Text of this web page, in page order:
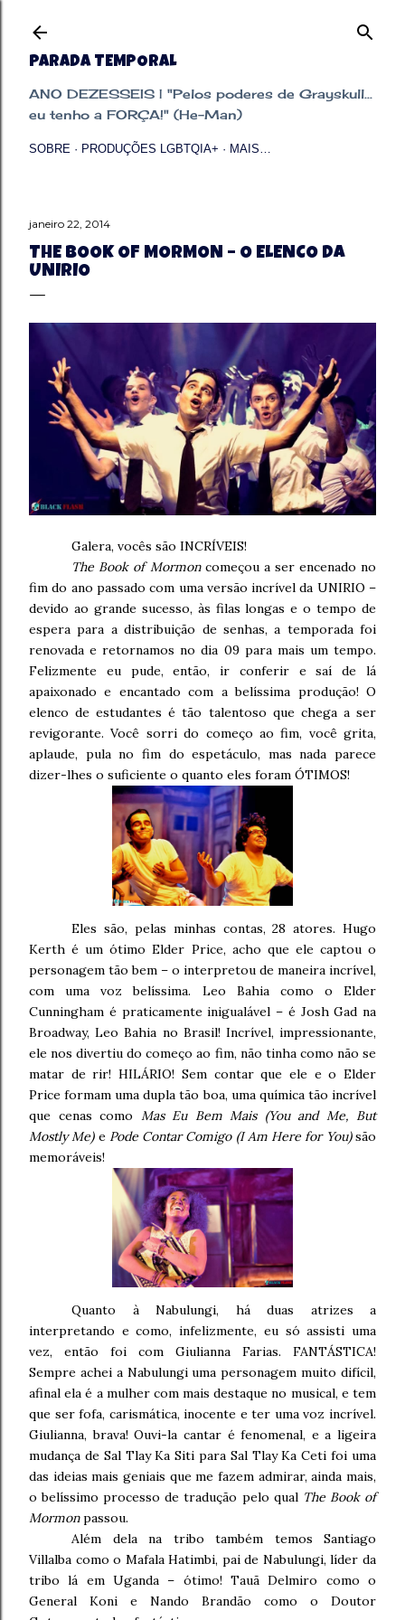
PARADA TEMPORAL
ANO DEZESSEIS | "Pelos poderes de Grayskull...
eu tenho a FORÇA!" (He-Man)
SOBRE PRODUÇÕES LGBTQIA+ MAIS…
janeiro 22, 2014
THE BOOK OF MORMON – O ELENCO DA
UNIRIO
Galera, vocês são INCRÍVEIS!
The Book of Mormoncomeçou a ser encenado no
fim do ano passado com uma versão incrível da UNIRIO –
devido ao grande sucesso, às filas longas e o tempo de
espera para a distribuição de senhas, a temporada foi
renovada e retornamos no dia 09 para mais um tempo.
Felizmente eu pude, então, ir conferir e saí de lá
apaixonado e encantado com a belíssima produção! O
elenco de estudantes é tão talentoso que chega a ser
revigorante. Você sorri do começo ao fim, você grita,
aplaude, pula no fim do espetáculo, mas nada parece
dizer-lhes o suficiente o quanto eles foram ÓTIMOS!
Eles são, pelas minhas contas, 28 atores. Hugo
Kerth é um ótimo Elder Price, acho que ele captou o
personagem tão bem – o interpretou de maneira incrível,
com uma voz belíssima. Leo Bahia como o Elder
Cunningham é praticamente inigualável – é Josh Gad na
Broadway, Leo Bahia no Brasil! Incrível, impressionante,
ele nos divertiu do começo ao fim, não tinha como não se
matar de rir! HILÁRIO! Sem contar que ele e o Elder
Price formam uma dupla tão boa, uma química tão incrível
que cenas como Mas Eu Bem Mais (You and Me, But
Mostly Me)e Pode Contar Comigo (I Am Here for You)são
memoráveis!
Quanto à Nabulungi, há duas atrizes a
interpretando e como, infelizmente, eu só assisti uma
vez, então foi com Giulianna Farias. FANTÁSTICA!
Sempre achei a Nabulungi uma personagem muito difícil,
afinal ela é a mulher com mais destaque no musical, e tem
que ser fofa, carismática, inocente e ter uma voz incrível.
Giulianna, brava! Ouvi-la cantar é fenomenal, e a ligeira
mudança de Sal Tlay Ka Siti para Sal Tlay Ka Ceti foi uma
das ideias mais geniais que me fazem admirar, ainda mais,
o belíssimo processo de tradução pelo qual The Book of
Mormonpassou.
Além dela na tribo também temos Santiago
Villalba como o Mafala Hatimbi, pai de Nabulungi, líder da
tribo lá em Uganda – ótimo! Tauã Delmiro como o
General Koni e Nando Brandão como o Doutor